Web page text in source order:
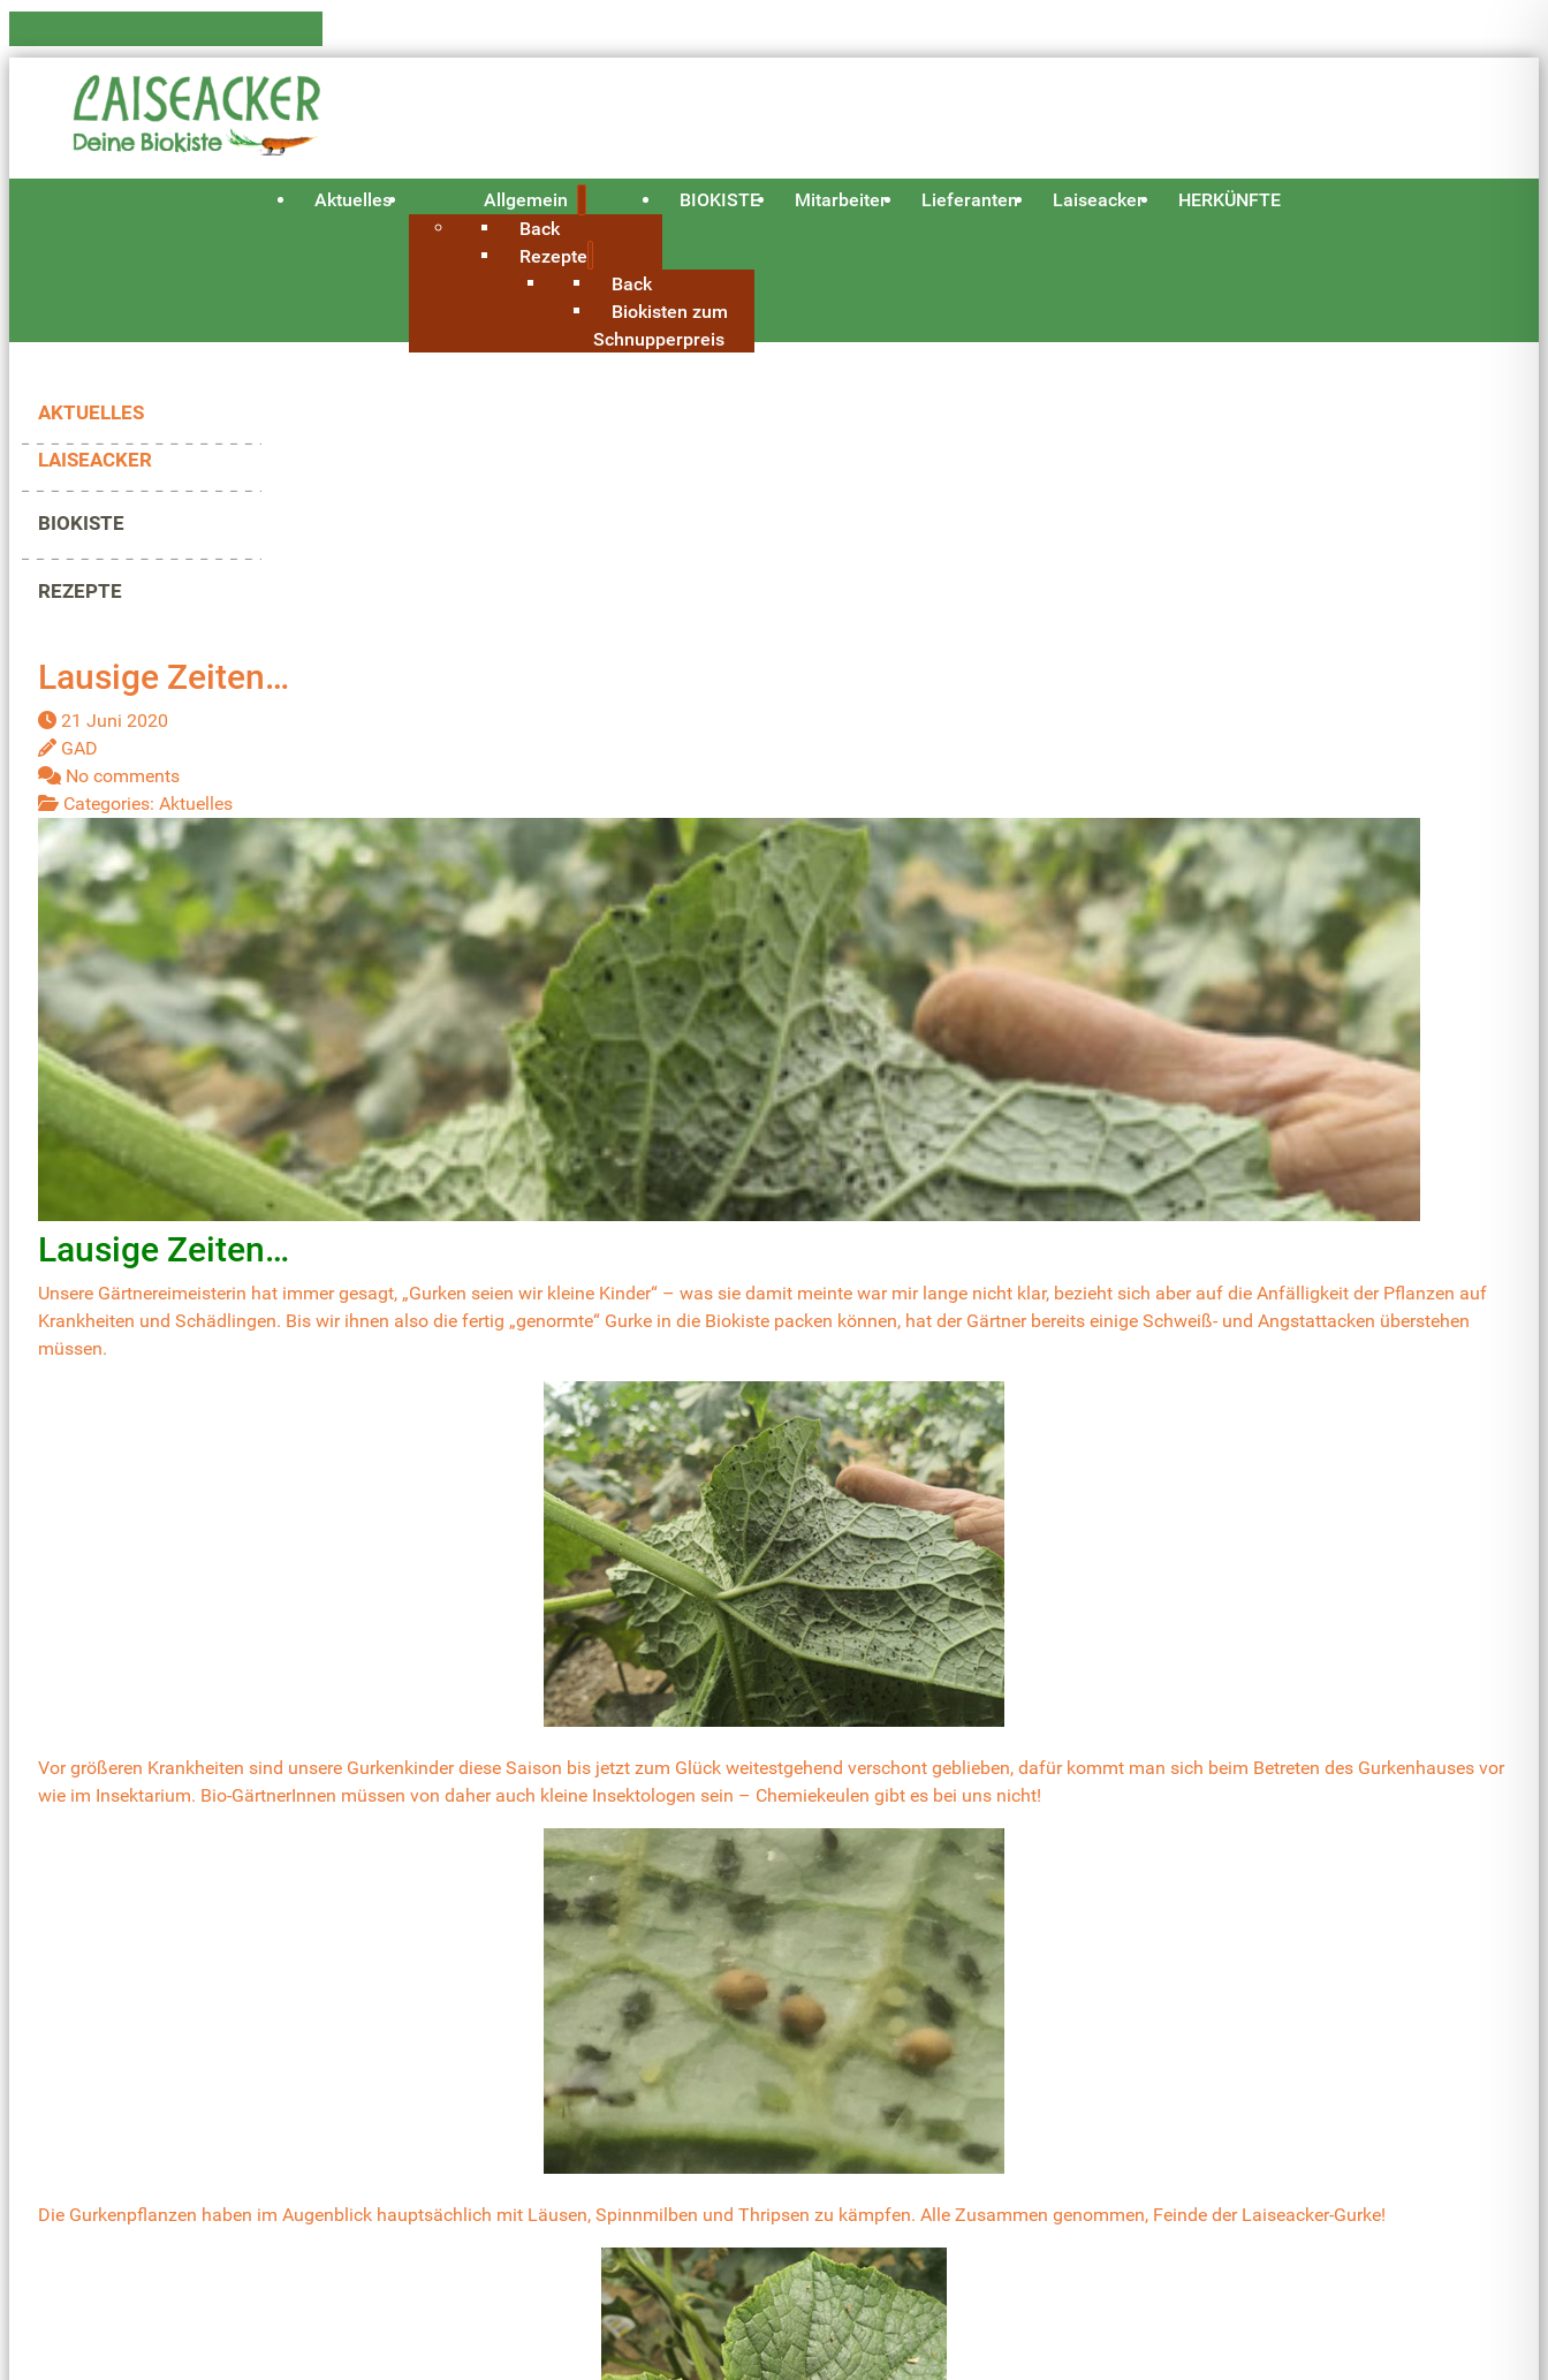
Aktuelles
Allgemein
Back
Rezepte
Back
Biokisten zum
Schnupperpreis
BIOKISTE Mitarbeiter Lieferanten Laiseacker HERKÜNFTE
AKTUELLES
LAISEACKER
BIOKISTE
REZEPTE
Lausige Zeiten…
21 Juni 2020
GAD
No comments
Categories: Aktuelles
Lausige Zeiten…
Unsere Gärtnereimeisterin hat immer gesagt, „Gurken seien wir kleine Kinder“ – was sie damit meinte war mir lange nicht klar, bezieht sich aber auf die Anfälligkeit der Pflanzen auf
Krankheiten und Schädlingen. Bis wir ihnen also die fertig „genormte“ Gurke in die Biokiste packen können, hat der Gärtner bereits einige Schweiß- und Angstattacken überstehen
müssen.
Vor größeren Krankheiten sind unsere Gurkenkinder diese Saison bis jetzt zum Glück weitestgehend verschont geblieben, dafür kommt man sich beim Betreten des Gurkenhauses vor
wie im Insektarium. Bio-GärtnerInnen müssen von daher auch kleine Insektologen sein – Chemiekeulen gibt es bei uns nicht!
Die Gurkenpflanzen haben im Augenblick hauptsächlich mit Läusen, Spinnmilben und Thripsen zu kämpfen. Alle Zusammen genommen, Feinde der Laiseacker-Gurke!